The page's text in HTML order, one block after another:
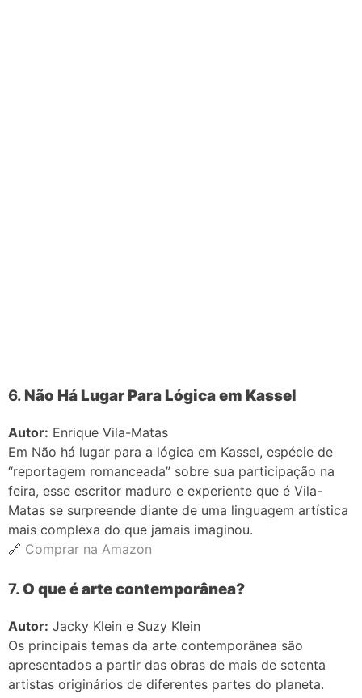
6. Não Há Lugar Para Lógica em Kassel
Autor: Enrique Vila-Matas
Em Não há lugar para a lógica em Kassel, espécie de
“reportagem romanceada” sobre sua participação na
feira, esse escritor maduro e experiente que é Vila-
Matas se surpreende diante de uma linguagem artística
mais complexa do que jamais imaginou.
🔗 Comprar na Amazon
7.O que é arte contemporânea?
Autor: Jacky Klein e Suzy Klein
Os principais temas da arte contemporânea são
apresentados a partir das obras de mais de setenta
artistas originários de diferentes partes do planeta.